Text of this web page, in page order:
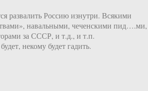
развалить Россию изнутри. Всякими
навальными, чеченскими пид….ми,
за СССР, и т.д., и т.п.
некому будет гадить.